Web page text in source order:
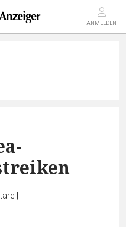
ANMELDEN
|